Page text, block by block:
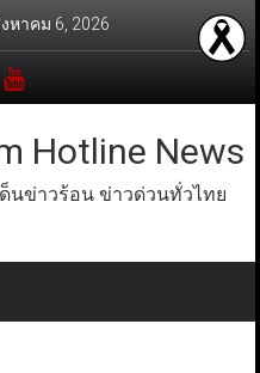
หาคม 6, 2026
Hotline News
ด็นข่าวร้อน ข่าวด่วนทั่วไทย